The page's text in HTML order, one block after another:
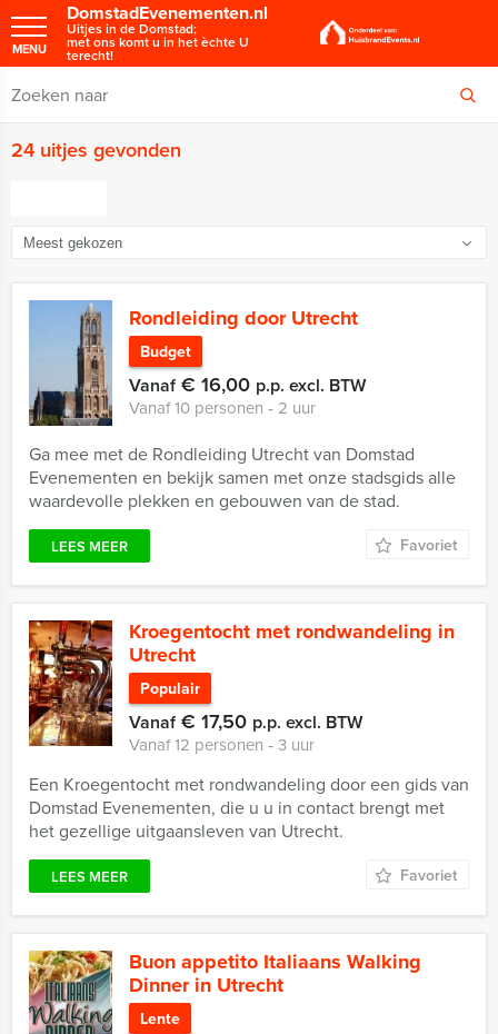
DomstadEvenementen.nl
Uitjes in de Domstad;
met ons komt u in het èchte U
terecht!
MENU
24 uitjes gevonden
Rondleiding door Utrecht
Budget
Vanaf€ 16,00 p.p. excl. BTW
Vanaf 10 personen ‐ 2 uur
Ga mee met de Rondleiding Utrecht van Domstad
Evenementen en bekijk samen met onze stadsgids alle
waardevolle plekken en gebouwen van de stad.
LEES MEER Favoriet
Kroegentocht met rondwandeling in
Utrecht
Populair
Vanaf€ 17,50 p.p. excl. BTW
Vanaf 12 personen ‐ 3 uur
Een Kroegentocht met rondwandeling door een gids van
Domstad Evenementen, die u u in contact brengt met
het gezellige uitgaansleven van Utrecht.
LEES MEER Favoriet
Buon appetito Italiaans Walking
Dinner in Utrecht
Lente